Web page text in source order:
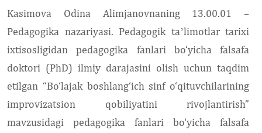
Kasimova Odina Alimjanovnaning13.00.01 –
Pedagogika nazariyasi. Pedagogik taʼlimotlar tarixi
ixtisosligidan pedagogika fanlari bo‘yicha falsafa
doktori (PhD) ilmiy darajasini olish uchun taqdim
etilgan “Bo‘lajak boshlang‘ich sinf o‘qituvchilarining
improvizatsion qobiliyatini rivojlantirish”
mavzusidagi pedagogika fanlari bo‘yicha falsafa